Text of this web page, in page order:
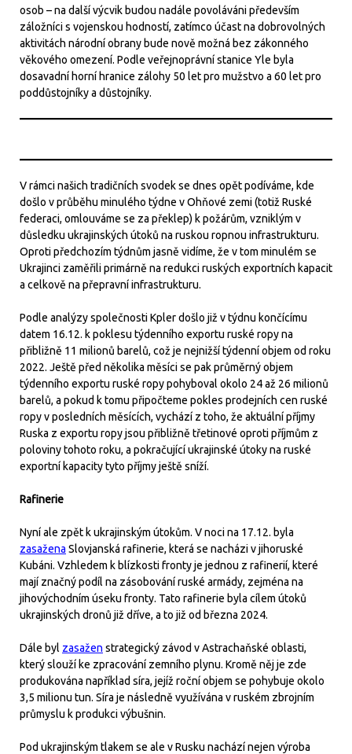
osob – na další výcvik budou nadále povoláváni především
záložníci s vojenskou hodností, zatímco účast na dobrovolných
aktivitách národní obrany bude nově možná bez zákonného
věkového omezení. Podle veřejnoprávní stanice Yle byla
dosavadní horní hranice zálohy 50 let pro mužstvo a 60 let pro
poddůstojníky a důstojníky.
V rámci našich tradičních svodek se dnes opět podíváme, kde
došlo v průběhu minulého týdne v Ohňové zemi (totiž Ruské
federaci, omlouváme se za překlep) k požárům, vzniklým v
důsledku ukrajinských útoků na ruskou ropnou infrastrukturu.
Oproti předchozím týdnům jasně vidíme, že v tom minulém se
Ukrajinci zaměřili primárně na redukci ruských exportních kapacit
a celkově na přepravní infrastrukturu.
Podle analýzy společnosti Kpler došlo již v týdnu končícímu
datem 16.12. k poklesu týdenního exportu ruské ropy na
přibližně 11 milionů barelů, což je nejnižší týdenní objem od roku
2022. Ještě před několika měsíci se pak průměrný objem
týdenního exportu ruské ropy pohyboval okolo 24 až 26 milionů
barelů, a pokud k tomu připočteme pokles prodejních cen ruské
ropy v posledních měsících, vychází z toho, že aktuální příjmy
Ruska z exportu ropy jsou přibližně třetinové oproti příjmům z
poloviny tohoto roku, a pokračující ukrajinské útoky na ruské
exportní kapacity tyto příjmy ještě sníží.
Rafinerie
Nyní ale zpět k ukrajinským útokům. V noci na 17.12. byla
zasažena Slovjanská rafinerie, která se nacházi v jihoruské
Kubáni. Vzhledem k blízkosti fronty je jednou z rafinerií, které
mají značný podíl na zásobování ruské armády, zejména na
jihovýchodním úseku fronty. Tato rafinerie byla cílem útoků
ukrajinských dronů již dříve, a to již od března 2024.
Dále byl zasažen strategický závod v Astrachaňské oblasti,
který slouží ke zpracování zemního plynu. Kromě něj je zde
produkována například síra, jejíž roční objem se pohybuje okolo
3,5 milionu tun. Síra je následně využívána v ruském zbrojním
průmyslu k produkci výbušnin.
Pod ukrajinským tlakem se ale v Rusku nachází nejen výroba